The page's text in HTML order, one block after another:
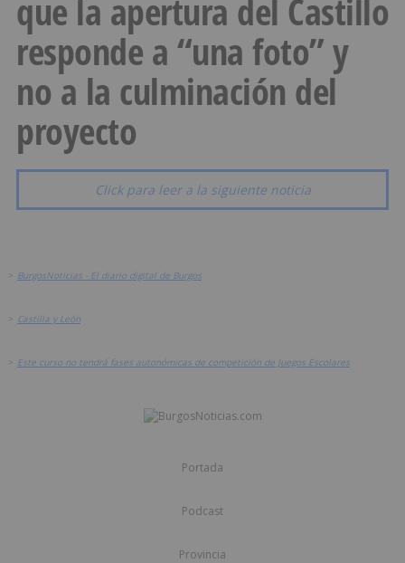
que la apertura del Castillo
responde a “una foto” y
no a la culminación del
proyecto
Click para leer a la siguiente noticia
> BurgosNoticias - El diario digital de Burgos
> Castilla y León
> Este curso no tendrá fases autonómicas de competición de Juegos Escolares
Portada
Podcast
Provincia